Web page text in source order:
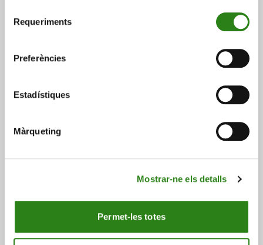
Requeriments
Preferències
Estadístiques
Màrqueting
Mostrar-ne els detalls
Permet-les totes
També et pot interessar
Consulta a continuació altres notícies relacionades.